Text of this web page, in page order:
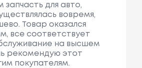
запчасть для авто,
вовремя,
Товар оказался
все соответствует
на высшем
рекомендую этот
покупателям.